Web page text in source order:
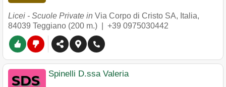
Licei - Scuole Private in Via Corpo di Cristo SA, Italia,
84039 Teggiano (200 m.) | +39 0975030442
Spinelli D.ssa Valeria